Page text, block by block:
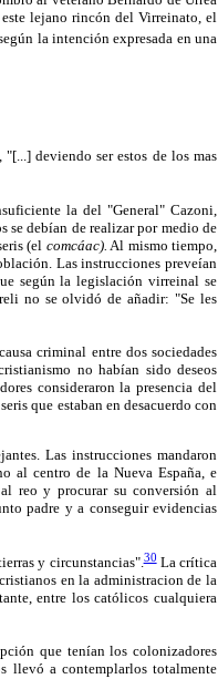
lejano rincón del Virreinato, el
la intención expresada en una
deviendo ser estos de los mas
la del "General" Cazoni,
debían de realizar por medio de
(el comcáac). Al mismo tiempo,
Las instrucciones preveían
según la legislación virreinal se
no se olvidó de añadir: "Se les
criminal entre dos sociedades
no habían sido deseos
consideraron la presencia del
que estaban en desacuerdo con
Las instrucciones mandaron
al centro de la Nueva España, e
reo y procurar su conversión al
padre y a conseguir evidencias
y circunstancias".30La crítica
en la administracion de la
entre los católicos cualquiera
que tenían los colonizadores
llevó a contemplarlos totalmente